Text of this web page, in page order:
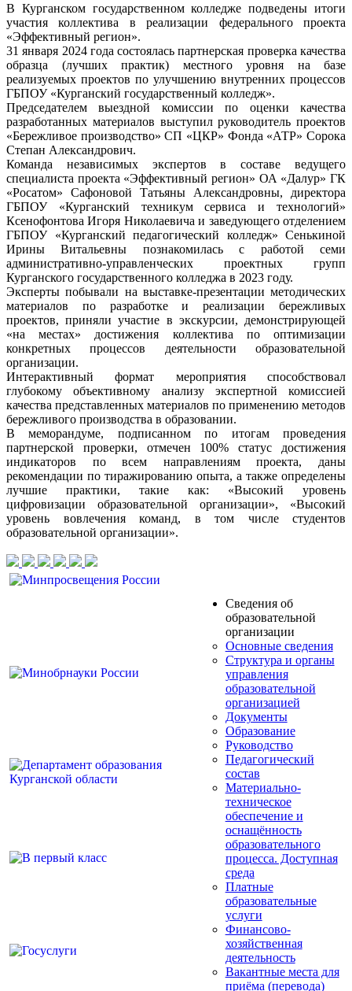
В Курганском государственном колледже подведены итоги
участия коллектива в реализации федерального проекта
«Эффективный регион».
31 января 2024 года состоялась партнерская проверка качества
образца (лучших практик) местного уровня на базе
реализуемых проектов по улучшению внутренних процессов
ГБПОУ «Курганский государственный колледж».
Председателем выездной комиссии по оценки качества
разработанных материалов выступил руководитель проектов
«Бережливое производство» СП «ЦКР» Фонда «АТР» Сорока
Степан Александрович.
Команда независимых экспертов в составе ведущего
специалиста проекта «Эффективный регион» ОА «Далур» ГК
«Росатом» Сафоновой Татьяны Александровны, директора
ГБПОУ «Курганский техникум сервиса и технологий»
Ксенофонтова Игоря Николаевича и заведующего отделением
ГБПОУ «Курганский педагогический колледж» Сенькиной
Ирины Витальевны познакомилась с работой семи
административно-управленческих проектных групп
Курганского государственного колледжа в 2023 году.
Эксперты побывали на выставке-презентации методических
материалов по разработке и реализации бережливых
проектов, приняли участие в экскурсии, демонстрирующей
«на местах» достижения коллектива по оптимизации
конкретных процессов деятельности образовательной
организации.
Интерактивный формат мероприятия способствовал
глубокому объективному анализу экспертной комиссией
качества представленных материалов по применению методов
бережливого производства в образовании.
В меморандуме, подписанном по итогам проведения
партнерской проверки, отмечен 100% статус достижения
индикаторов по всем направлениям проекта, даны
рекомендации по тиражированию опыта, а также определены
лучшие практики, такие как: «Высокий уровень
цифровизации образовательной организации», «Высокий
уровень вовлечения команд, в том числе студентов
образовательной организации».
Сведения об
образовательной
организации
Основные сведения
Структура и органы
управления
образовательной
организацией
Документы
Образование
Руководство
Педагогический
состав
Материально-
техническое
обеспечение и
оснащённость
образовательного
процесса. Доступная
среда
Платные
образовательные
услуги
Финансово-
хозяйственная
деятельность
Вакантные места для
приёма (перевода)